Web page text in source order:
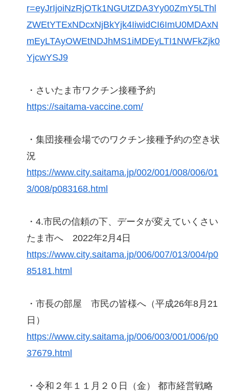
r=eyJrIjoiNzRjOTk1NGUtZDA3Yy00ZmY5LThl
ZWEtYTExNDcxNjBkYjk4IiwidCI6ImU0MDAxN
mEyLTAyOWEtNDJhMS1iMDEyLTI1NWFkZjk0
YjcwYSJ9
・さいたま市ワクチン接種予約
https://saitama-vaccine.com/
・集団接種会場でのワクチン接種予約の空き状
況
https://www.city.saitama.jp/002/001/008/006/01
3/008/p083168.html
・4.市民の信頼の下、データが変えていくさい
たま市へ 2022年2月4日
https://www.city.saitama.jp/006/007/013/004/p0
85181.html
・市長の部屋 市民の皆様へ（平成26年8月21
日）
https://www.city.saitama.jp/006/003/001/006/p0
37679.html
・令和２年１１月２０日（金） 都市経営戦略